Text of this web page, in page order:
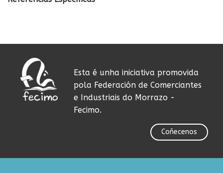
Esta é unha iniciativa promovida
pola Federación de Comerciantes
e Industriais do Morrazo -
Fecimo.
Coñecenos